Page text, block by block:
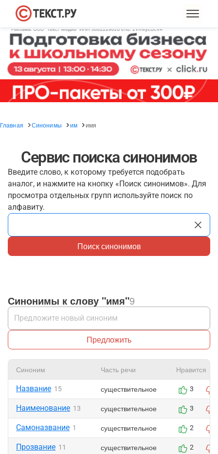
Главная Синонимы им имя
Сервис поиска синонимов
Введите слово, к которому требуется подобрать
аналог, и нажмите на кнопку «Поиск синонимов». Для
просмотра отдельных групп используйте поиск по
алфавиту.
Поиск синонимов
Синонимы к слову "имя"9
Предложить
Синоним Часть речи Нравится
Название 15 существительное 3
Наименование 13 существительное 3
Самоназвание 1 существительное 2
Прозвание 11 существительное 2